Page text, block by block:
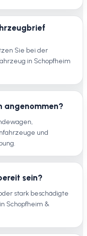
Sie bei der
in Schopfheim
angenommen?
und
sein?
stark beschädigte
Schopfheim &